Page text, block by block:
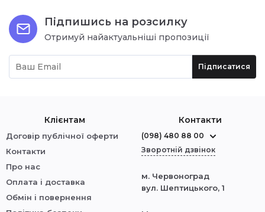
Підпишись на розсилку
Отримуй найактуальніші пропозиції
Підписатися
Клієнтам
Договір публічної оферти
Контакти
Про нас
Оплата і доставка
Обмін і повернення
Контакти
(098) 480 88 00
Зворотній дзвінок
м. Червоноград
вул. Шептицького, 1